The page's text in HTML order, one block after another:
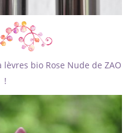
lèvres bio Rose Nude de ZAO
!